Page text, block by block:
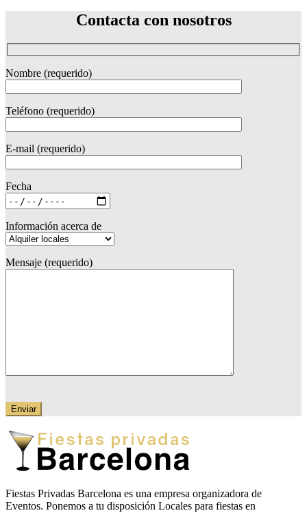
Contacta con nosotros
Nombre (requerido)
Teléfono (requerido)
E-mail (requerido)
Fecha
Información acerca de
Mensaje (requerido)
Fiestas Privadas Barcelona es una empresa organizadora de
Eventos. Ponemos a tu disposición Locales para fiestas en